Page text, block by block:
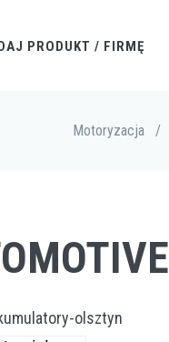
PRODUKT / FIRMĘ
Motoryzacja /
olsztyn